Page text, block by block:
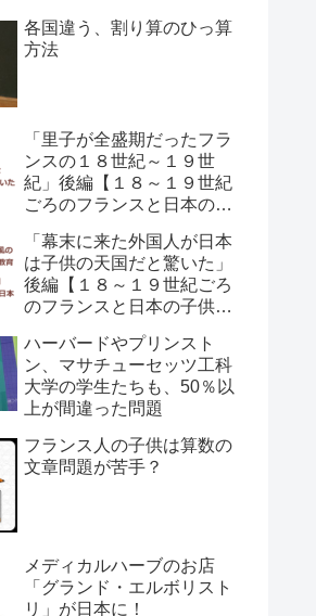
各国違う、割り算のひっ算
方法
「里子が全盛期だったフラ
ンスの１８世紀～１９世
紀」後編【１８～１９世紀
ごろのフランスと日本の子
「幕末に来た外国人が日本
は子供の天国だと驚いた」
後編【１８～１９世紀ごろ
のフランスと日本の子供の
ハーバードやプリンスト
ン、マサチューセッツ工科
大学の学生たちも、50％以
上が間違った問題
フランス人の子供は算数の
文章問題が苦手？
メディカルハーブのお店
「グランド・エルボリスト
リ」が日本に！